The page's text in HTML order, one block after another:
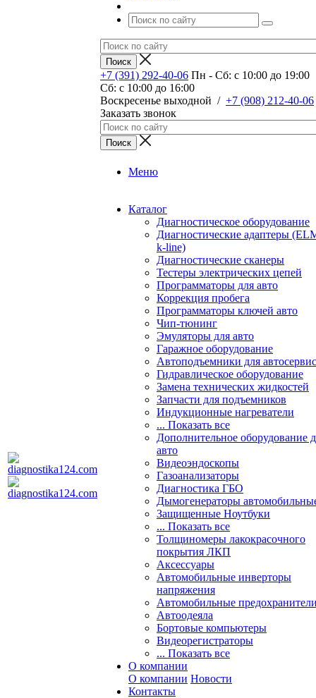
+7 (391) 292-40-06 Пн - Сб: c 10:00 до 19:00
Сб: c 10:00 до 16:00
​Воскресенье выходной / +7 (908) 212-40-06
Заказать звонок
Меню
Каталог
Диагностическое оборудование
Диагностические адаптеры
k-line)
Диагностические сканеры
Тестеры электрических цепей
Программаторы для авто
Коррекция пробега
Программаторы ключей авто
Чип-тюнинг
Эмуляторы для авто
Гаражное оборудование
Автоподъемники для
Гидравлическое оборудование
Замена технических жидкостей
Запчасти для подъемников
Индукционные нагреватели
... Показать все
Дополнительное оборудование
авто
Видеоэндоскопы
Газоанализаторы
Диагностика ГБО
Дымогенераторы
Защищенные Ноутбуки
... Показать все
Толщиномеры лакокрасочного
покрытия ЛКП
Аксессуары
Автомобильные инверторы
напряжения
Автомобильные
Автоодеяла
Бортовые компьютеры
Видеорегистраторы
... Показать все
О компании
О компании Новости
Контакты